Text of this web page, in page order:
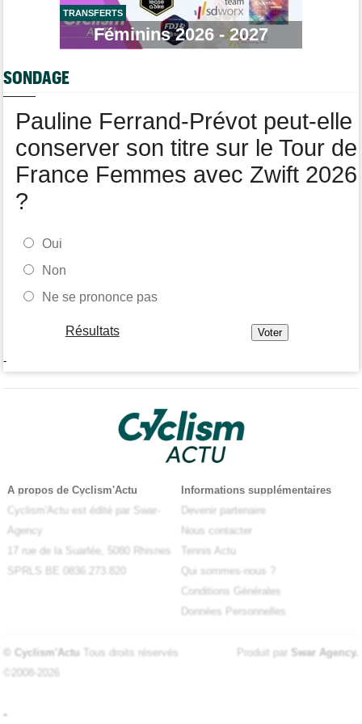
Tour de France Femmes
Demi Vollering : "Cela prouve que si on rêve en grand..."
TRANSFERTS
Féminins 2026 - 2027
SONDAGE
Pauline Ferrand-Prévot peut-elle
conserver son titre sur le Tour de
France Femmes avec Zwift 2026
?
Oui
Non
Ne se prononce pas
Résultats
-
A propos de Cyclism'Actu
Cyclism'Actu est édité par Swar-
Agency
17 rue de la Suarlée, 5080 Rhisnes
SPRLS BE 0836.273.820
Informations supplémentaires
Devenir partenaire
Nous contacter
Tennis Actu
Qui sommes-nous ?
Conditions Générales
Données Personnelles
© Cyclism'Actu Tous droits réservés
©2008-2026
Produit par Swar Agency.
-